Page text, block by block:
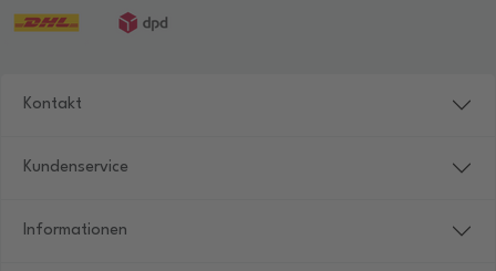
Kontakt
Kundenservice
Informationen